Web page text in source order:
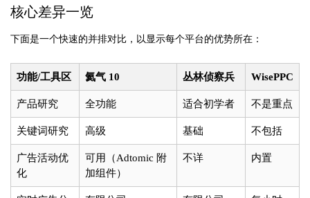
核心差异一览
下面是一个快速的并排对比，以显示每个平台的优势所在：
功能/工具区 氦气 10 丛林侦察兵 WisePPC
产品研究 全功能 适合初学者 不是重点
关键词研究 高级 基础 不包括
广告活动优
化
可用（Adtomic 附
加组件）
不详 内置